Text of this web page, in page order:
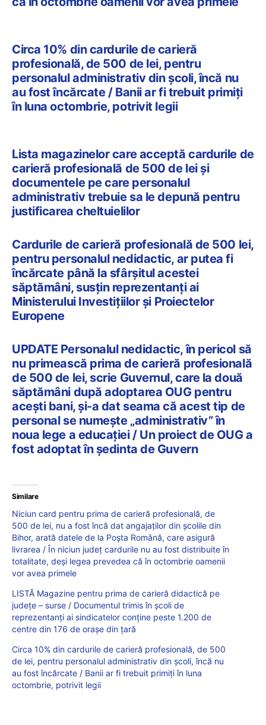
Circa 10% din cardurile de carieră
profesională, de 500 de lei, pentru
personalul administrativ din școli, încă nu
au fost încărcate / Banii ar fi trebuit primiți
în luna octombrie, potrivit legii
Lista magazinelor care acceptă cardurile de
carieră profesională de 500 de lei și
documentele pe care personalul
administrativ trebuie sa le depună pentru
justificarea cheltuielilor
Cardurile de carieră profesională de 500 lei,
pentru personalul nedidactic, ar putea fi
încărcate până la sfârșitul acestei
săptămâni, susțin reprezentanți ai
Ministerului Investițiilor şi Proiectelor
Europene
UPDATE Personalul nedidactic, în pericol să
nu primească prima de carieră profesională
de 500 de lei, scrie Guvernul, care la două
săptămâni după adoptarea OUG pentru
acești bani, și-a dat seama că acest tip de
personal se numește „administrativ” în
noua lege a educației / Un proiect de OUG a
fost adoptat în ședinta de Guvern
Similare
Niciun card pentru prima de carieră profesională, de
500 de lei, nu a fost încă dat angajaților din școlile din
Bihor, arată datele de la Poșta Română, care asigură
livrarea / În niciun județ cardurile nu au fost distribuite în
totalitate, deși legea prevedea că în octombrie oamenii
vor avea primele
LISTĂ Magazine pentru prima de carieră didactică pe
județe – surse / Documentul trimis în școli de
reprezentanți ai sindicatelor conține peste 1.200 de
centre din 176 de orașe din țară
Circa 10% din cardurile de carieră profesională, de 500
de lei, pentru personalul administrativ din școli, încă nu
au fost încărcate / Banii ar fi trebuit primiți în luna
octombrie, potrivit legii